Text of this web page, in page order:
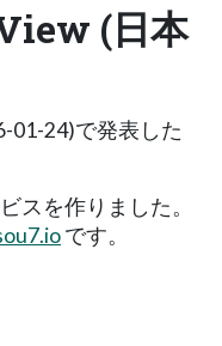
(日本
01-24)で発表した
スを作りました。
です。